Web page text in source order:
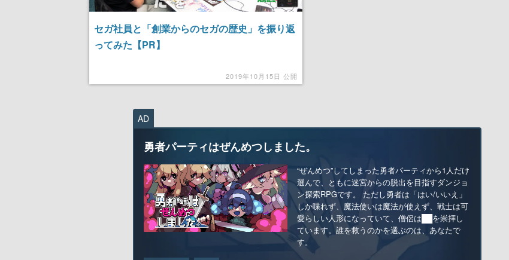
セガ社員と「創業からのセガの歴史」を振り返
ってみた【PR】
2019年10月15日 公開
AD
勇者パーティはぜんめつしました。
“ぜんめつ”してしまった勇者パーティから1人だけ
選んで、ともに迷宮からの脱出を目指すダンジョ
ン探索RPGです。 ただし勇者は「はい/いいえ」
しか喋れず、魔法使いは魔法が使えず、戦士は可
愛らしい人形になっていて、僧侶は██を崇拝し
ています。誰を救うのかを選ぶのは、あなたで
す。